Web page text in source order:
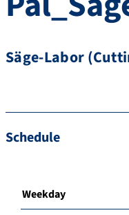
Säge-Labor
Schedule
Weekday